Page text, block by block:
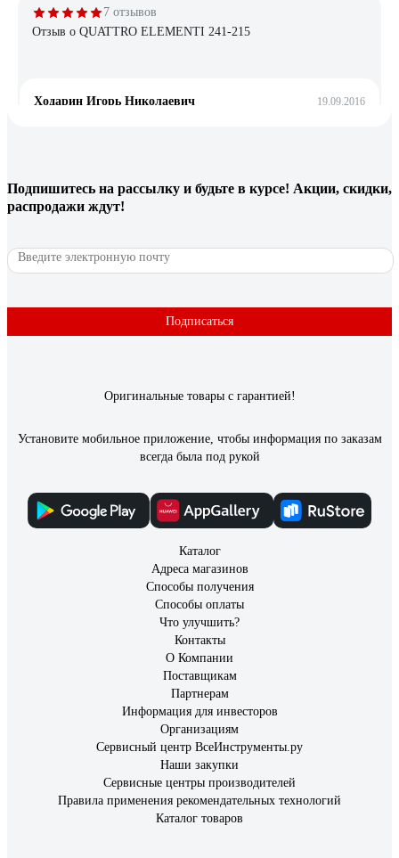
7 отзывов
Отзыв о QUATTRO ELEMENTI 241-215
Ходарин Игорь Николаевич 19.09.2016
где-то 6 метров. Легко раскладывается, не хрупкий.
32 отзыва
Отзыв о QUATTRO ELEMENTI 241-222
стандартных переходников с другими шлангами.
Подпишитесь на рассылку и будьте в курсе! Акции, скидки,
распродажи ждут!
Подписаться
Оригинальные товары с гарантией!
Установите мобильное приложение, чтобы информация по заказам
всегда была под рукой
Каталог
Адреса магазинов
Способы получения
Способы оплаты
Что улучшить?
Контакты
О Компании
Поставщикам
Партнерам
Информация для инвесторов
Организациям
Сервисный центр ВсеИнструменты.ру
Наши закупки
Сервисные центры производителей
Правила применения рекомендательных технологий
Каталог товаров